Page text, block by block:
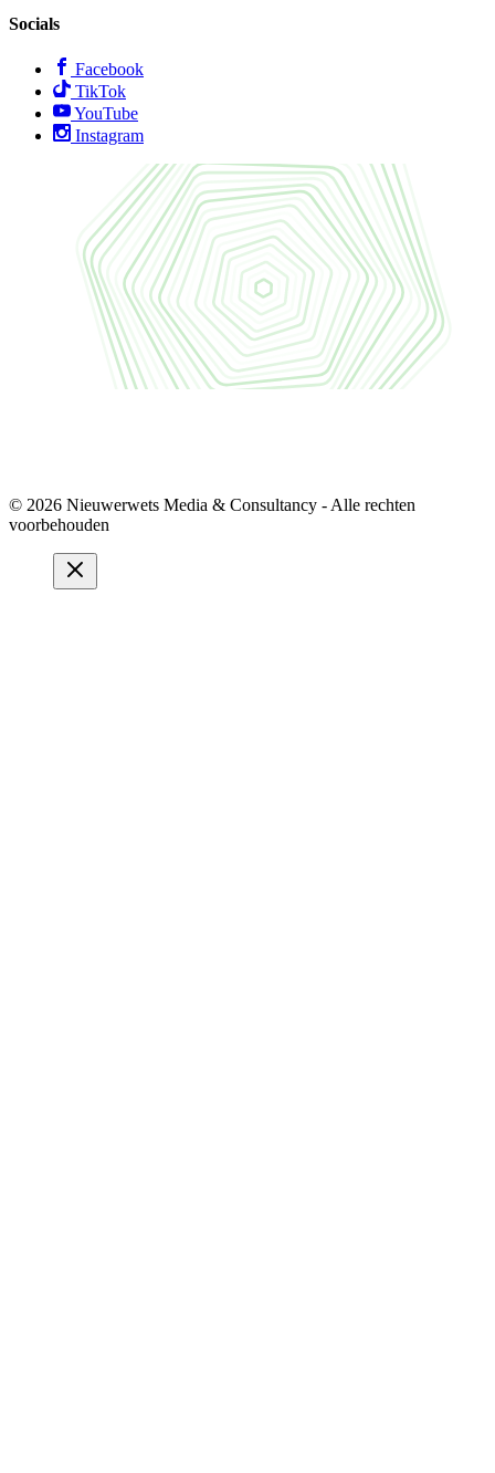
Socials
Facebook
TikTok
YouTube
Instagram
© 2026 Nieuwerwets Media & Consultancy - Alle rechten
voorbehouden